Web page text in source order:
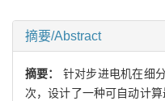
摘要/Abstract
摘要： 针对步进电机在细
次，设计了一种可自动计